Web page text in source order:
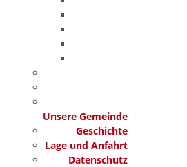
Unsere Gemeinde
Geschichte
Lage und Anfahrt
Datenschutz